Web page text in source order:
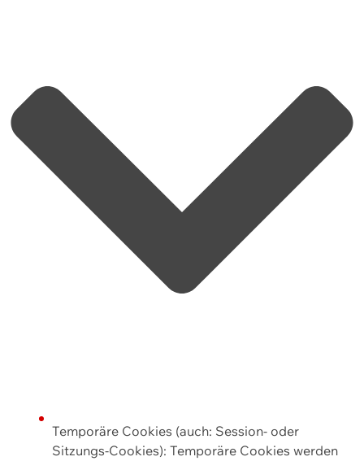
Temporäre Cookies (auch: Session- oder
Sitzungs-Cookies): Temporäre Cookies werden